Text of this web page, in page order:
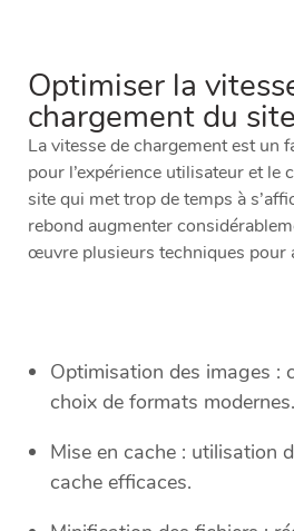
Optimiser la
chargement du site
La vitesse de chargement est un
pour l’expérience utilisateur et le
site qui met trop de temps à
rebond augmenter
œuvre plusieurs techniques pour
Optimisation des images :
choix de formats modernes.
Mise en cache : utilisation
cache efficaces.